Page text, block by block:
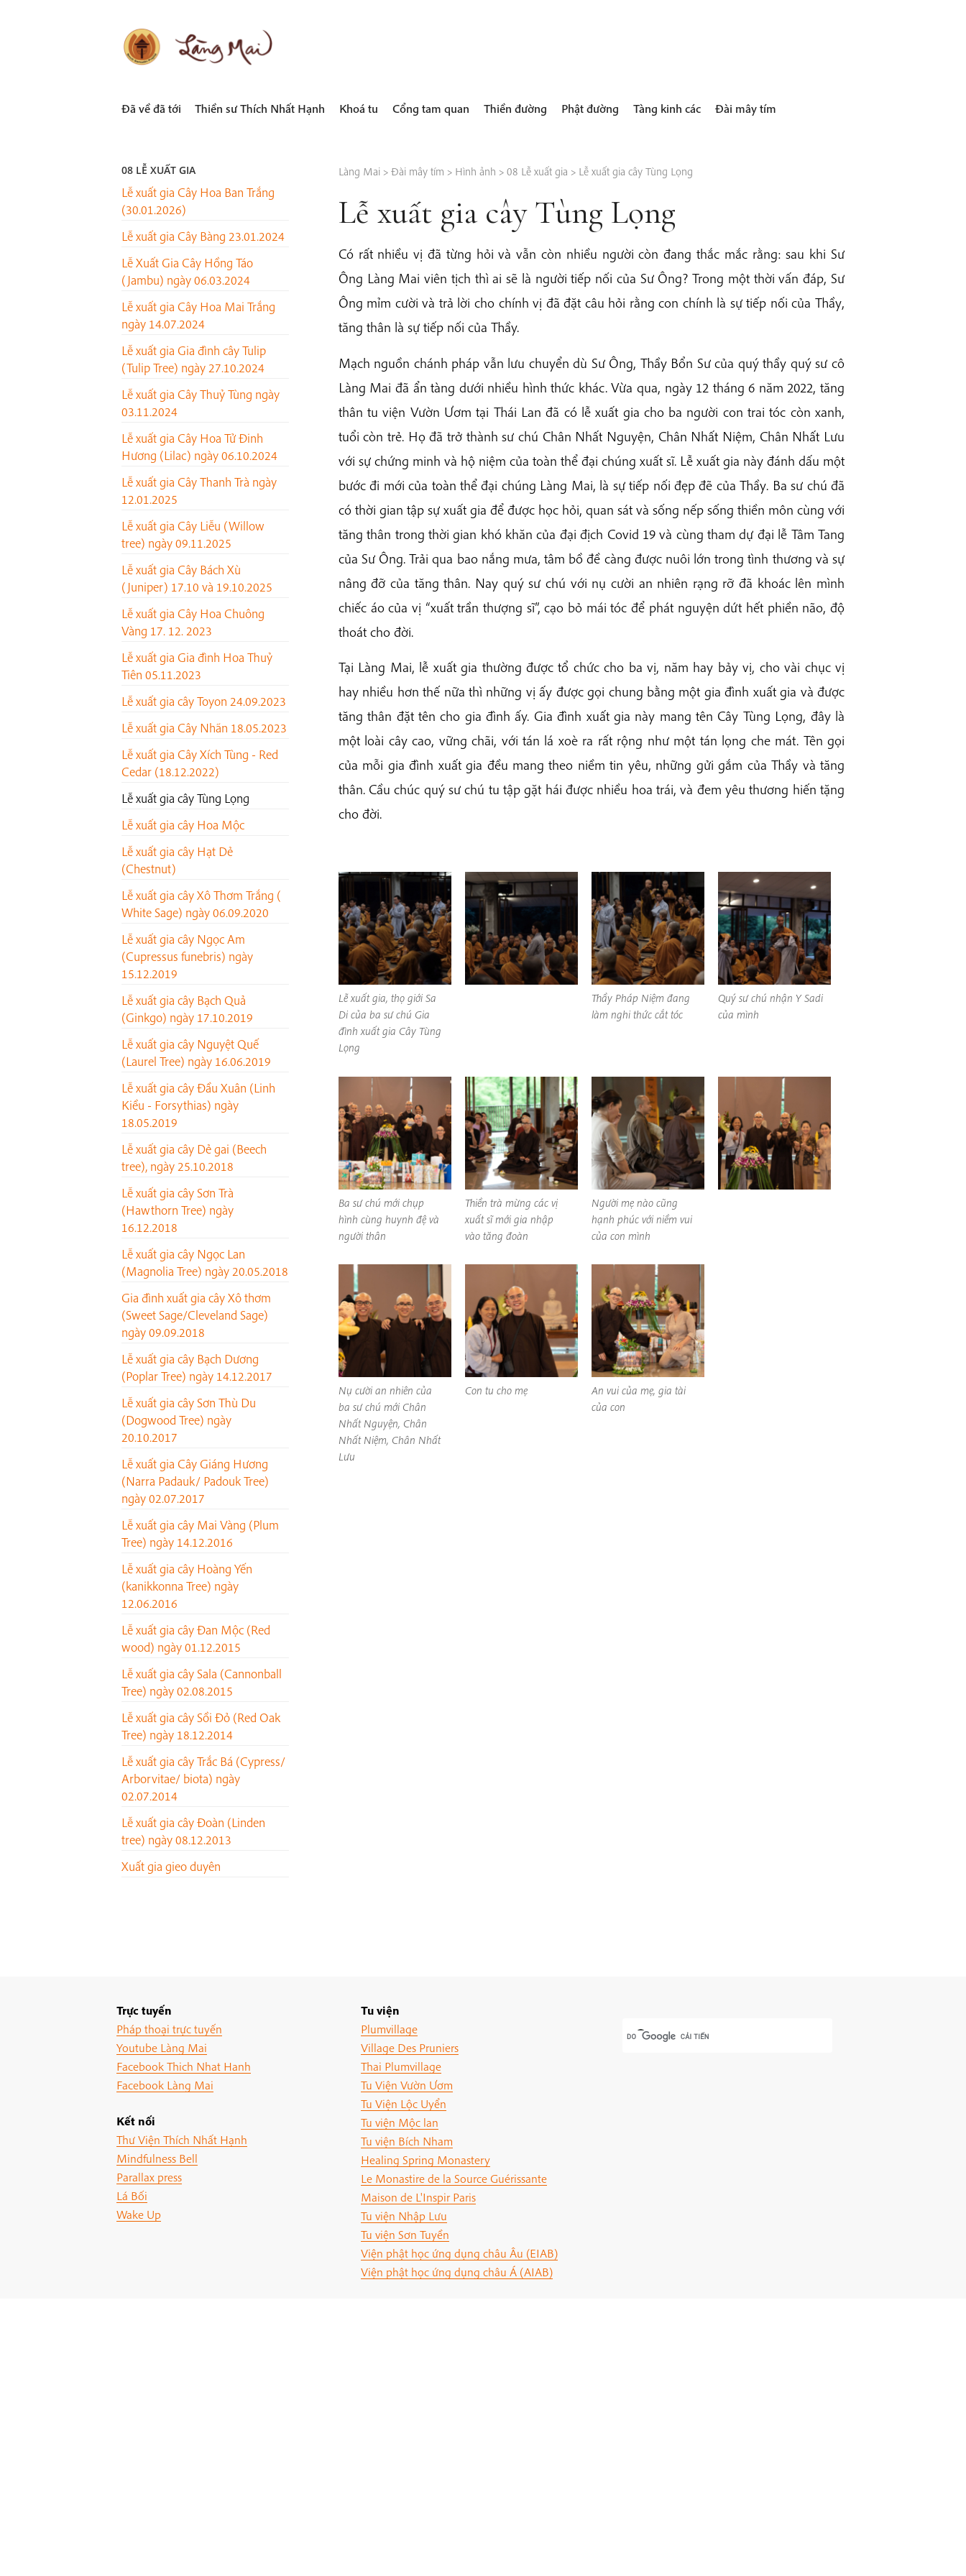
LÀNG MAI
Đã về đã tới Thiền sư Thích Nhất Hạnh Khoá tu Cổng tam quan Thiền đường Phật đường Tàng kinh các Đài mây tím
08 LỄ XUẤT GIA
Lễ xuất gia Cây Hoa Ban Trắng
(30.01.2026)
Lễ xuất gia Cây Bàng 23.01.2024
Lễ Xuất Gia Cây Hồng Táo
(Jambu) ngày 06.03.2024
Lễ xuất gia Cây Hoa Mai Trắng
ngày 14.07.2024
Lễ xuất gia Gia đình cây Tulip
(Tulip Tree) ngày 27.10.2024
Lễ xuất gia Cây Thuỷ Tùng ngày
03.11.2024
Lễ xuất gia Cây Hoa Tử Đinh
Hương (Lilac) ngày 06.10.2024
Lễ xuất gia Cây Thanh Trà ngày
12.01.2025
Lễ xuất gia Cây Liễu (Willow
tree) ngày 09.11.2025
Lễ xuất gia Cây Bách Xù
(Juniper) 17.10 và 19.10.2025
Lễ xuất gia Cây Hoa Chuông
Vàng 17. 12. 2023
Lễ xuất gia Gia đình Hoa Thuỷ
Tiên 05.11.2023
Lễ xuất gia cây Toyon 24.09.2023
Lễ xuất gia Cây Nhãn 18.05.2023
Lễ xuất gia Cây Xích Tùng - Red
Cedar (18.12.2022)
Lễ xuất gia cây Tùng Lọng
Lễ xuất gia cây Hoa Mộc
Lễ xuất gia cây Hạt Dẻ
(Chestnut)
Lễ xuất gia cây Xô Thơm Trắng (
White Sage) ngày 06.09.2020
Lễ xuất gia cây Ngọc Am
(Cupressus funebris) ngày
15.12.2019
Lễ xuất gia cây Bạch Quả
(Ginkgo) ngày 17.10.2019
Lễ xuất gia cây Nguyệt Quế
(Laurel Tree) ngày 16.06.2019
Lễ xuất gia cây Đầu Xuân (Linh
Kiều - Forsythias) ngày
18.05.2019
Lễ xuất gia cây Dẻ gai (Beech
tree), ngày 25.10.2018
Lễ xuất gia cây Sơn Trà
(Hawthorn Tree) ngày
16.12.2018
Lễ xuất gia cây Ngọc Lan
(Magnolia Tree) ngày 20.05.2018
Gia đình xuất gia cây Xô thơm
(Sweet Sage/Cleveland Sage)
ngày 09.09.2018
Lễ xuất gia cây Bạch Dương
(Poplar Tree) ngày 14.12.2017
Lễ xuất gia cây Sơn Thù Du
(Dogwood Tree) ngày
20.10.2017
Lễ xuất gia Cây Giáng Hương
(Narra Padauk/ Padouk Tree)
ngày 02.07.2017
Lễ xuất gia cây Mai Vàng (Plum
Tree) ngày 14.12.2016
Lễ xuất gia cây Hoàng Yến
(kanikkonna Tree) ngày
12.06.2016
Lễ xuất gia cây Đan Mộc (Red
wood) ngày 01.12.2015
Lễ xuất gia cây Sala (Cannonball
Tree) ngày 02.08.2015
Lễ xuất gia cây Sồi Đỏ (Red Oak
Tree) ngày 18.12.2014
Lễ xuất gia cây Trắc Bá (Cypress/
Arborvitae/ biota) ngày
02.07.2014
Lễ xuất gia cây Đoàn (Linden
tree) ngày 08.12.2013
Xuất gia gieo duyên
Làng Mai> Đài mây tím > Hình ảnh > 08 Lễ xuất gia > Lễ xuất gia cây Tùng Lọng
Lễ xuất gia cây Tùng Lọng
Có rất nhiều vị đã từng hỏi và vẫn còn nhiều người còn đang thắc mắc rằng: sau khi Sư
Ông Làng Mai viên tịch thì ai sẽ là người tiếp nối của Sư Ông? Trong một thời vấn đáp, Sư
Ông mỉm cười và trả lời cho chính vị đã đặt câu hỏi rằng con chính là sự tiếp nối của Thầy,
tăng thân là sự tiếp nối của Thầy.
Mạch nguồn chánh pháp vẫn lưu chuyển dù Sư Ông, Thầy Bổn Sư của quý thầy quý sư cô
Làng Mai đã ẩn tàng dưới nhiều hình thức khác. Vừa qua, ngày 12 tháng 6 năm 2022, tăng
thân tu viện Vườn Ươm tại Thái Lan đã có lễ xuất gia cho ba người con trai tóc còn xanh,
tuổi còn trẻ. Họ đã trở thành sư chú Chân Nhất Nguyện, Chân Nhất Niệm, Chân Nhất Lưu
với sự chứng minh và hộ niệm của toàn thể đại chúng xuất sĩ. Lễ xuất gia này đánh dấu một
bước đi mới của toàn thể đại chúng Làng Mai, là sự tiếp nối đẹp đẽ của Thầy. Ba sư chú đã
có thời gian tập sự xuất gia để được học hỏi, quan sát và sống nếp sống thiền môn cùng với
tăng thân trong thời gian khó khăn của đại địch Covid 19 và cùng tham dự đại lễ Tâm Tang
của Sư Ông. Trải qua bao nắng mưa, tâm bồ đề càng được nuôi lớn trong tình thương và sự
nâng đỡ của tăng thân. Nay quý sư chú với nụ cười an nhiên rạng rỡ đã khoác lên mình
chiếc áo của vị “xuất trần thượng sĩ”, cạo bỏ mái tóc để phát nguyện dứt hết phiền não, độ
thoát cho đời.
Tại Làng Mai, lễ xuất gia thường được tổ chức cho ba vị, năm hay bảy vị, cho vài chục vị
hay nhiều hơn thế nữa thì những vị ấy được gọi chung bằng một gia đình xuất gia và được
tăng thân đặt tên cho gia đình ấy. Gia đình xuất gia này mang tên Cây Tùng Lọng, đây là
một loài cây cao, vững chãi, với tán lá xoè ra rất rộng như một tán lọng che mát. Tên gọi
của mỗi gia đình xuất gia đều mang theo niềm tin yêu, những gửi gắm của Thầy và tăng
thân. Cầu chúc quý sư chú tu tập gặt hái được nhiều hoa trái, và đem yêu thương hiến tặng
cho đời.
Lễ xuất gia, thọ giới Sa
Di của ba sư chú Gia
đình xuất gia Cây Tùng
Lọng
Thầy Pháp Niệm đang
làm nghi thức cắt tóc
Quý sư chú nhận Y Sadi
của mình
Ba sư chú mới chụp
hình cùng huynh đệ và
người thân
Thiền trà mừng các vị
xuất sĩ mới gia nhập
vào tăng đoàn
Người mẹ nào cũng
hạnh phúc với niềm vui
của con mình
Nụ cười an nhiên của
ba sư chú mới Chân
Nhất Nguyện, Chân
Nhất Niệm, Chân Nhất
Lưu
Con tu cho mẹ
An vui của mẹ, gia tài
của con
Trực tuyến
Pháp thoại trực tuyến
Youtube Làng Mai
Facebook Thich Nhat Hanh
Facebook Làng Mai
Kết nối
Thư Viện Thích Nhất Hạnh
Mindfulness Bell
Parallax press
Lá Bối
Wake Up
Tu viện
Plumvillage
Village Des Pruniers
Thai Plumvillage
Tu Viện Vườn Ươm
Tu Viện Lộc Uyển
Tu viện Mộc lan
Tu viện Bích Nham
Healing Spring Monastery
Le Monastire de la Source Guérissante
Maison de L'Inspir Paris
Tu viện Nhập Lưu
Tu viện Sơn Tuyền
Viện phật học ứng dụng châu Âu (EIAB)
Viện phật học ứng dụng châu Á (AIAB)